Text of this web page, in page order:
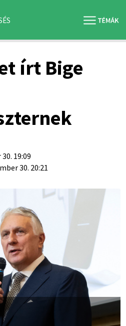
írt Bige
19:09
30. 20:21